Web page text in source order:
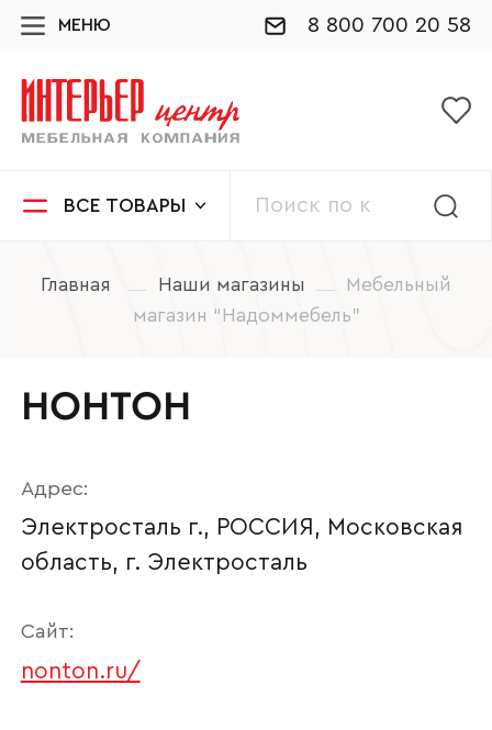
МЕНЮ 8 800 700 20 58
ВСЕ ТОВАРЫ
Главная Наши магазины
Мебельный
магазин “Надоммебель”
НОНТОН
Адрес:
Электросталь г., РОССИЯ, Московская
область, г. Электросталь
Сайт:
nonton.ru/